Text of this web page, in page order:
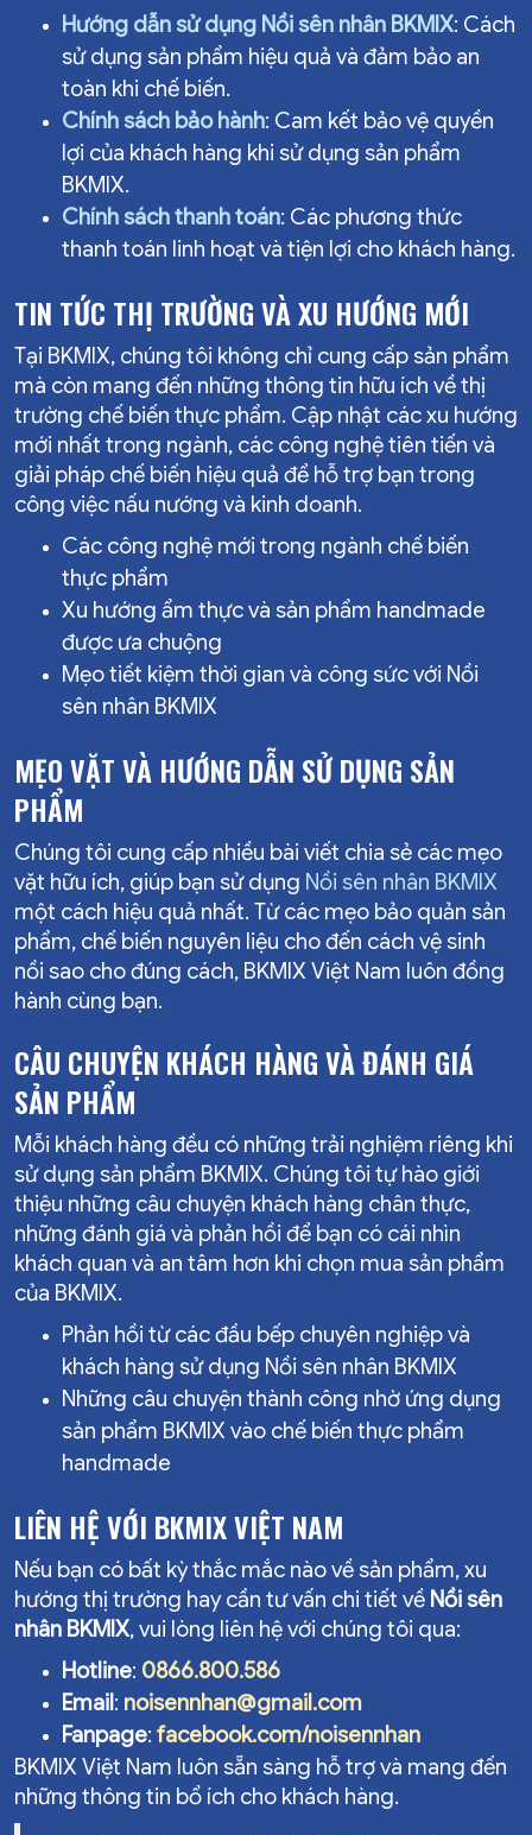
Hướng dẫn sử dụng Nồi sên nhân BKMIX: Cách
sử dụng sản phẩm hiệu quả và đảm bảo an
toàn khi chế biến.
Chính sách bảo hành: Cam kết bảo vệ quyền
lợi của khách hàng khi sử dụng sản phẩm
BKMIX.
Chính sách thanh toán: Các phương thức
thanh toán linh hoạt và tiện lợi cho khách hàng.
TIN TỨC THỊ TRƯỜNG VÀ XU HƯỚNG MỚI
Tại BKMIX, chúng tôi không chỉ cung cấp sản phẩm
mà còn mang đến những thông tin hữu ích về thị
trường chế biến thực phẩm. Cập nhật các xu hướng
mới nhất trong ngành, các công nghệ tiên tiến và
giải pháp chế biến hiệu quả để hỗ trợ bạn trong
công việc nấu nướng và kinh doanh.
Các công nghệ mới trong ngành chế biến
thực phẩm
Xu hướng ẩm thực và sản phẩm handmade
được ưa chuộng
Mẹo tiết kiệm thời gian và công sức với Nồi
sên nhân BKMIX
MẸO VẶT VÀ HƯỚNG DẪN SỬ DỤNG SẢN
PHẨM
Chúng tôi cung cấp nhiều bài viết chia sẻ các mẹo
vặt hữu ích, giúp bạn sử dụng Nồi sên nhân BKMIX
một cách hiệu quả nhất. Từ các mẹo bảo quản sản
phẩm, chế biến nguyên liệu cho đến cách vệ sinh
nồi sao cho đúng cách, BKMIX Việt Nam luôn đồng
hành cùng bạn.
CÂU CHUYỆN KHÁCH HÀNG VÀ ĐÁNH GIÁ
SẢN PHẨM
Mỗi khách hàng đều có những trải nghiệm riêng khi
sử dụng sản phẩm BKMIX. Chúng tôi tự hào giới
thiệu những câu chuyện khách hàng chân thực,
những đánh giá và phản hồi để bạn có cái nhìn
khách quan và an tâm hơn khi chọn mua sản phẩm
của BKMIX.
Phản hồi từ các đầu bếp chuyên nghiệp và
khách hàng sử dụng Nồi sên nhân BKMIX
Những câu chuyện thành công nhờ ứng dụng
sản phẩm BKMIX vào chế biến thực phẩm
handmade
LIÊN HỆ VỚI BKMIX VIỆT NAM
Nếu bạn có bất kỳ thắc mắc nào về sản phẩm, xu
hướng thị trường hay cần tư vấn chi tiết về Nồi sên
nhân BKMIX, vui lòng liên hệ với chúng tôi qua:
Hotline: 0866.800.586
Email: noisennhan@gmail.com
Fanpage: facebook.com/noisennhan
BKMIX Việt Nam luôn sẵn sàng hỗ trợ và mang đến
những thông tin bổ ích cho khách hàng.